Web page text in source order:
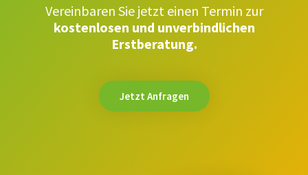
Vereinbaren Sie jetzt einen Termin zur
kostenlosen und unverbindlichen
Erstberatung.
Jetzt Anfragen